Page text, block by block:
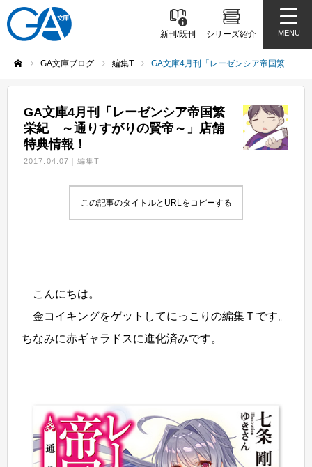
新刊/既刊 シリーズ紹介 MENU
GA文庫ブログ 編集T GA文庫4月刊「レーゼンシア帝国繁栄紀 ～通りすがりの賢帝～」店舗特典情報！
GA文庫4月刊「レーゼンシア帝国繁
栄紀 ～通りすがりの賢帝～」店舗
特典情報！
2017.04.07 編集T
この記事のタイトルとURLをコピーする
こんにちは。
金コイキングをゲットしてにっこりの編集Ｔです。
ちなみに赤ギャラドスに進化済みです。